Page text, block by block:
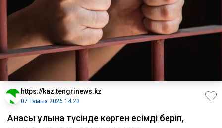
https://kaz.tengrinews.kz
07 Тамыз 2026 14:23
Анасы ұлына түсінде көрген есімді беріп,